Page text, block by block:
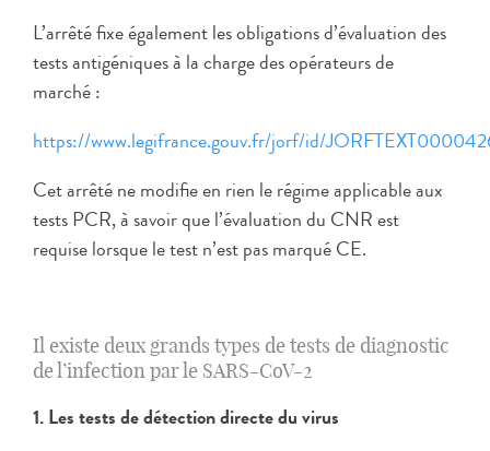
L’arrêté fixe également les obligations d’évaluation des
tests antigéniques à la charge des opérateurs de
marché :
https://www.legifrance.gouv.fr/jorf/id/
Cet arrêté ne modifie en rien le régime applicable aux
tests PCR, à savoir que l’évaluation du CNR est
requise lorsque le test n’est pas marqué CE.
Il existe deux grands types de tests de diagnostic
de l’infection par le SARS-CoV-2
1. Les tests de détection directe du virus